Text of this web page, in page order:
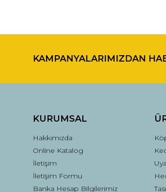
Görüş ve önerileriniz için teşekkür
Ürün resmi kalitesiz, bozuk veya
Ürün bilgilerinde hatalar bulunuyor.
Bu ürüne benzer farklı alternatifler
KAMPANYALARIMIZDAN
KURUMSAL
Hakkımızda
Online Katalog
İletişim
İletişim Formu
Banka Hesap Bilgilerimiz